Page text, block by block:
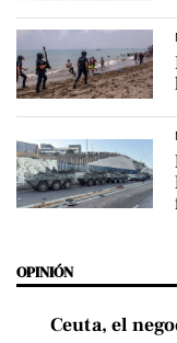
OPINIÓN
Ceuta, el